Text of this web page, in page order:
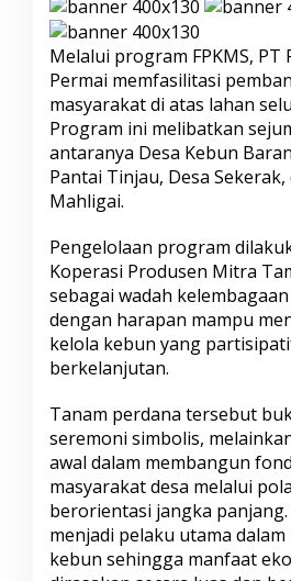
M
S
R
e
s
m
D
i
m
a
i
d
i
A
c
T
a
m
i
a
n
g
Melalui program FPKMS, PT
Permai memfasilitasi
masyarakat di atas lahan
Program ini melibatkan
antaranya Desa Kebun
Pantai Tinjau, Desa
Mahligai.
Pengelolaan program
Koperasi Produsen Mitra
sebagai wadah
dengan harapan mampu
kelola kebun yang
berkelanjutan.
Tanam perdana tersebut
seremoni simbolis,
awal dalam membangun
masyarakat desa melalui
berorientasi jangka
menjadi pelaku utama
kebun sehingga manfaat